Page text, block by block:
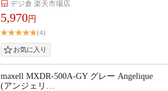
デジ倉 楽天市場店
5,970円
(4)
maxell MXDR-500A-GY グレー Angelique
(アンジェリ…